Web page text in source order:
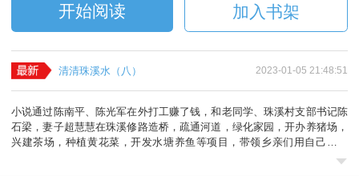
开始阅读 加入书架
清清珠溪水（八） 2023-01-05 21:48:51
小说通过陈南平、陈光军在外打工赚了钱，和老同学、珠溪村支部书记陈
石梁，妻子超慧慧在珠溪修路造桥，疏通河道，绿化家园，开办养猪场，
兴建茶场，种植黄花菜，开发水塘养鱼等项目，带领乡亲们用自己的双
